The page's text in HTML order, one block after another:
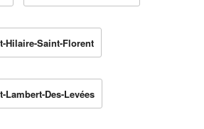
Hilaire-Saint-Florent
Lambert-Des-Levées